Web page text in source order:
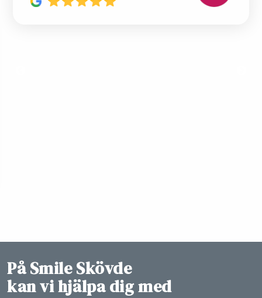
På Smile Skövde
kan vi hjälpa dig med